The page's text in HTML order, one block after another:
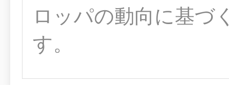
ロッパの動向に基づ
す。